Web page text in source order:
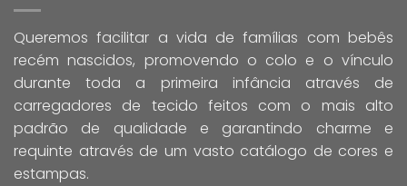
Queremos facilitar a vida de famílias com bebês
recém nascidos, promovendo o colo e o vínculo
durante toda a primeira infância através de
carregadores de tecido feitos com o mais alto
padrão de qualidade e garantindo charme e
requinte através de um vasto catálogo de cores e
estampas.